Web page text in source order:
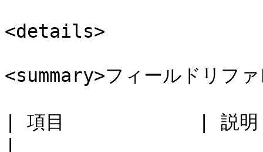
<details>
<summary>フィールドリフ
| 項目            | 説明